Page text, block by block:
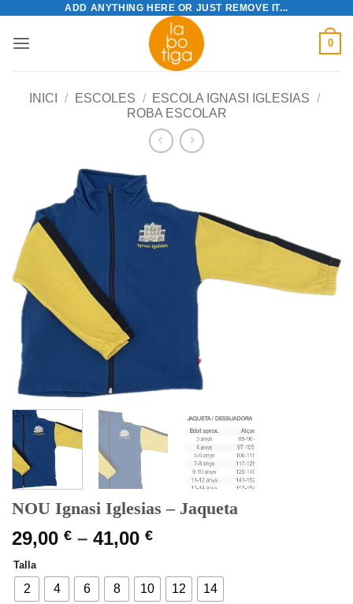
content
ADD ANYTHING HERE OR JUST REMOVE IT...
0
INICI / ESCOLES / ESCOLA IGNASI IGLESIAS /
ROBA ESCOLAR
NOU Ignasi Iglesias – Jaqueta
29,00 € – 41,00 €Interval
preus:
29,00 €
Talla
2 4 6 8 10 12 14